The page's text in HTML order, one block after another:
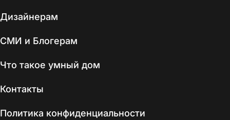
Дизайнерам
СМИ и Блогерам
Что такое умный дом
Контакты
Политика конфиденциальности